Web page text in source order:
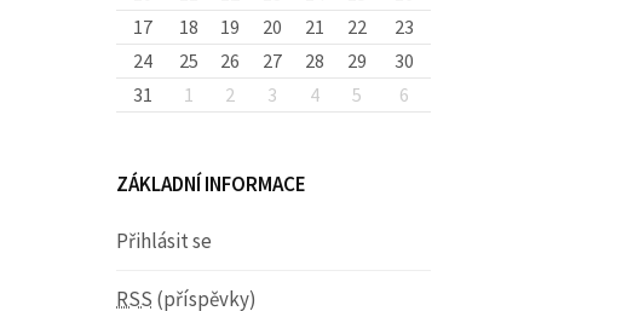
n
í
17
18 19 20 21 22
23
24
25 26 27 28 29
30
31
1 2 3 4 5 6
ZÁKLADNÍ INFORMACE
Přihlásit se
RSS (příspěvky)